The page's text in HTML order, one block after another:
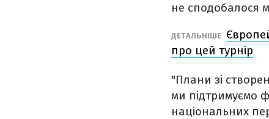
не сподобалося
ДЕТАЛЬНІШЕ
про цей турнір
"Плани зі
ми підтримуємо
національних